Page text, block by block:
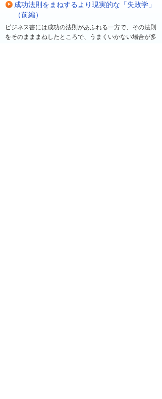
成功法則をまねするより現実的な「失敗学」
（前編）
ビジネス書には成功の法則があふれる一方で、その法則
をそのまままねしたところで、うまくいかない場合が多